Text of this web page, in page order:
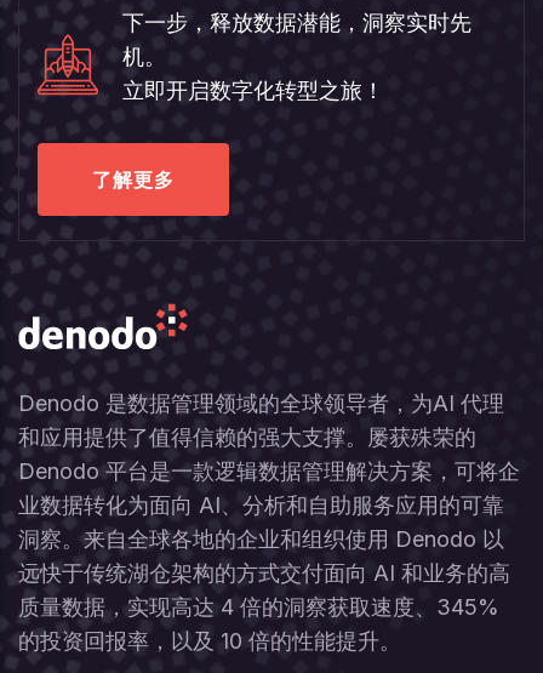
下一步，释放数据潜能，洞察实时先
机。
立即开启数字化转型之旅！
了解更多
Denodo 是数据管理领域的全球领导者，为AI 代理
和应用提供了值得信赖的强大支撑。屡获殊荣的
Denodo 平台是一款逻辑数据管理解决方案，可将企
业数据转化为面向 AI、分析和自助服务应用的可靠
洞察。来自全球各地的企业和组织使用 Denodo 以
远快于传统湖仓架构的方式交付面向 AI 和业务的高
质量数据，实现高达 4 倍的洞察获取速度、345%
的投资回报率，以及 10 倍的性能提升。